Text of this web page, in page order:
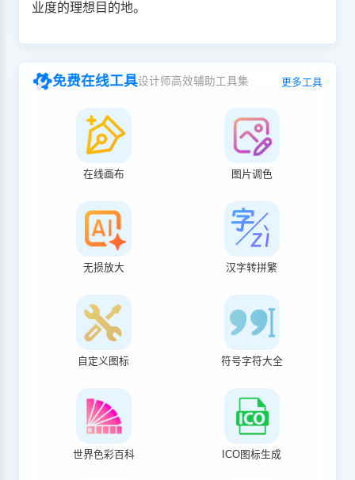
业度的理想目的地。
免费在线工具设计师高效辅助工具集 更多工具
在线画布 图片调色
无损放大 汉字转拼繁
自定义图标 符号字符大全
世界色彩百科 ICO图标生成